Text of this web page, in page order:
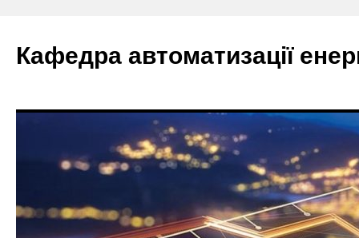
вмісту
Кафедра автоматизації